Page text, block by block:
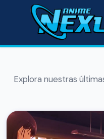
Explora nuestras